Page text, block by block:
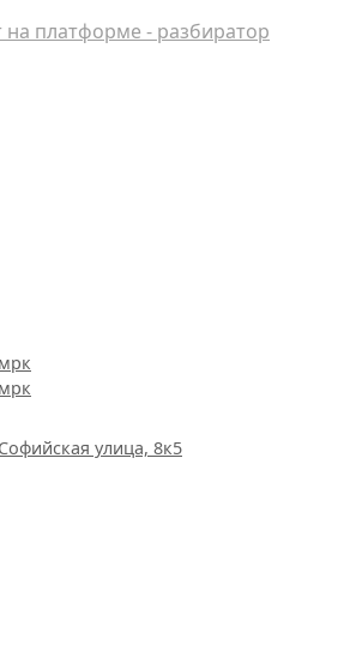
на платформе - разбиратор
улица, 8к5